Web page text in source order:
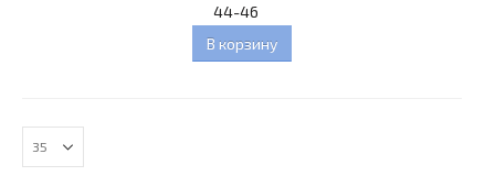
44-46
В корзину